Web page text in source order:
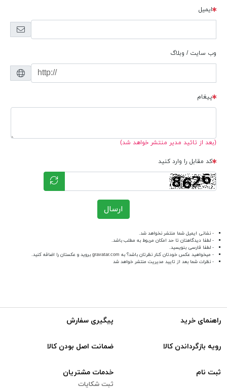
ایمیل
وب سایت / وبلاگ
پیغام
(بعد از تائید مدیر منتشر خواهد شد)
کد مقابل را وارد کنید
ارسال
- نشانی ایمیل شما منتشر نخواهد شد.
- لطفا دیدگاهتان تا حد امکان مربوط به مطلب باشد.
- لطفا فارسی بنویسید.
- میخواهید عکس خودتان کنار نظرتان باشد؟ به gravatar.com بروید و عکستان را اضافه کنید.
- نظرات شما بعد از تایید مدیریت منتشر خواهد شد
راهنمای خرید پیگیری سفارش
رویه بازگرداندن کالا ضمانت اصل بودن کالا
ثبت نام خدمات مشتریان
ثبت شکایات